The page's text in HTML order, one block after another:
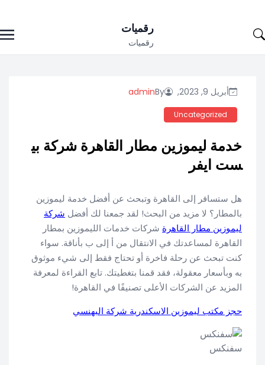
to
رقميات
رقميات
أبريل 9, 2023, By
admin
Uncategorized
خدمة ليموزين مطار القاهرة شركة بي
ست ايفر
هل ستسافر إلى القاهرة وتبحث عن أفضل خدمة ليموزين
بالمطار؟ لا مزيد من البحث! لقد جمعنا لك أفضل شركة
ليموزين مطار القاهرة شركات خدمات الليموزين بمطار
القاهرة لمساعدتك في الانتقال من أ إلى ب بأناقة. سواء
كنت تبحث عن رحلة فاخرة أو تحتاج فقط إلى شيء موثوق
به وبأسعار معقولة، فقد قمنا بتغطيتك. تابع القراءة لمعرفة
المزيد عن الشركات الأعلى تصنيفًا في القاهرة!
حجز مكتب ليموزين الاسكندرية شركة البهنسي
سفنكس